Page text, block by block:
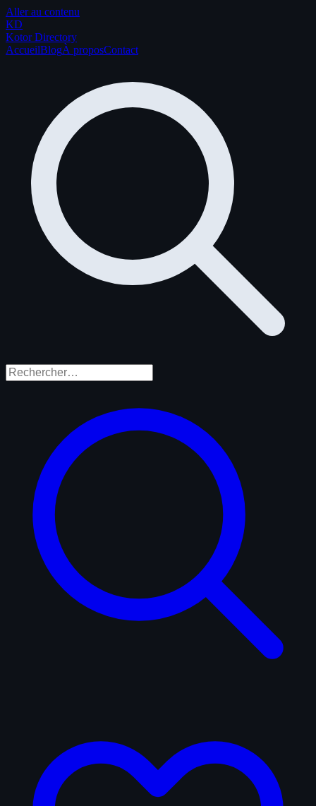
Aller au contenu
KD
Kotor Directory
AccueilBlogÀ proposContact